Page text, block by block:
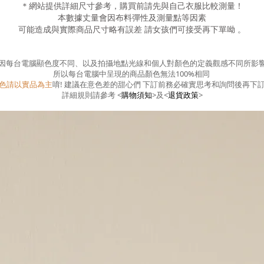
＊網站提供詳細尺寸參考，購買前請先與自己衣服比較測量！
本數據丈量會因布料彈性及測量點等因素
可能造成與實際商品尺寸略有誤差 請女孩們可接受再下單呦 。
每台電腦顯色度不同、以及拍攝地點光線和個人對顏色的定義觀感不同所影
所以每台電腦中呈現的商品顏色無法100%相同
請以實品為主唷! 建議在意色差的甜心們 下訂前務必確實思考和詢問後再下
詳細規則請參考<購物須知>及<退貨政策>